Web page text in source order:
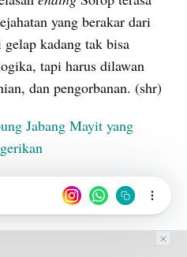
yang berakar dari
kadang tak bisa
tapi harus dilawan
dan pengorbanan. (shr)
Jabang Mayit yang